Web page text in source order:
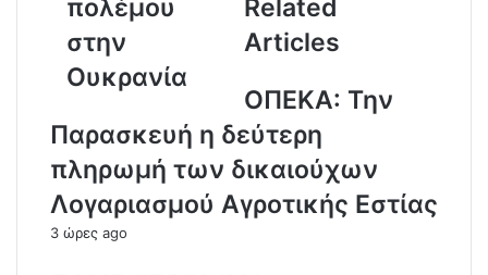
πολέμου
στην
Ουκρανία
Related
Articles
ΟΠΕΚΑ: Την
Παρασκευή η δεύτερη
πληρωμή των δικαιούχων
Λογαριασμού Αγροτικής Εστίας
3 ώρες ago